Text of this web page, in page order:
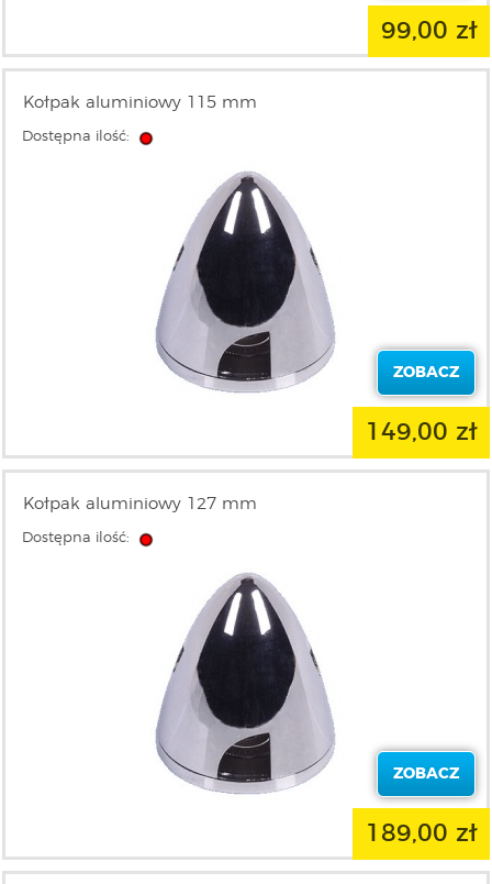
99,00 zł
Kołpak aluminiowy 115 mm
Dostępna ilość:
ZOBACZ
149,00 zł
Kołpak aluminiowy 127 mm
Dostępna ilość:
ZOBACZ
189,00 zł